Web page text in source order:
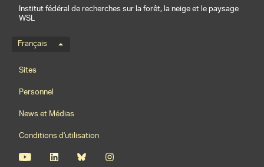
Institut fédéral de recherches sur la forêt, la neige et le paysage
WSL
Menu de langue
Français
Footernavigation
Sites
Personnel
News et Médias
Conditions d'utilisation